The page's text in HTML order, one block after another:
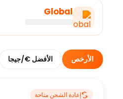
Global
الأرخص الأفضل €/جيجا
إعادة الشحن متاحة